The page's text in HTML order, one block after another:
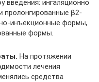
введения: ингаляционно
β2-
инъекционные формы,
формы.
На протяжении
лечения
средства